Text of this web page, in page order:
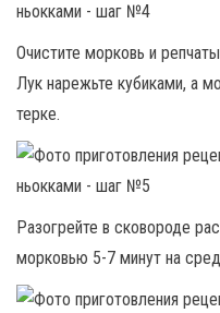
Очистите морковь и
Лук нарежьте кубиками, а
терке.
Разогрейте в сковороде
морковью 5-7 минут на